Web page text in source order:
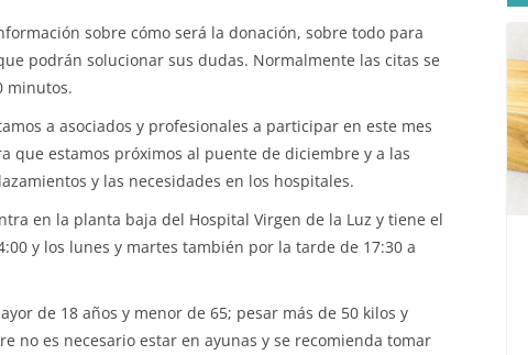
sobre cómo será la donación, sobre todo para
podrán solucionar sus dudas. Normalmente las citas se
minutos.
a asociados y profesionales a participar en este mes
que estamos próximos al puente de diciembre y a las
y las necesidades en los hospitales.
en la planta baja del Hospital Virgen de la Luz y tiene el
y los lunes y martes también por la tarde de 17:30 a
de 18 años y menor de 65; pesar más de 50 kilos y
no es necesario estar en ayunas y se recomienda tomar